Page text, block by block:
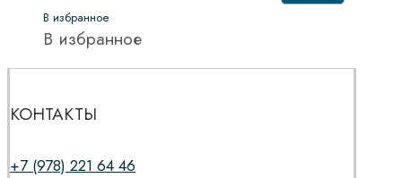
В избранное
В избранное
КОНТАКТЫ
+7 (978) 221 64 46